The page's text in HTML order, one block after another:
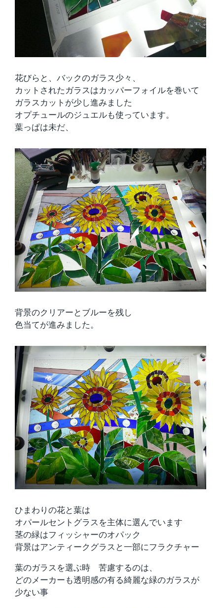
花びらと、バックのガラス少々、
カットされたガラスはカッパーフォイルを巻いて
ガラスカットが少し進みました
オプチュールのジュエルも使っています。
葉っぱは未だ、
背景のクリアーとブルーを残し
色当てが進みました。
ひまわりの花と葉は
オパールセントグラスを主体に選んでいます
茎の緑はフィッシャーのオパック
背景はアンティークグラスと一部にフラクチャー
葉のガラスを選ぶ時 苦慮するのは、
どのメーカーも透明感の有る綺麗な緑のガラスが
少ない事